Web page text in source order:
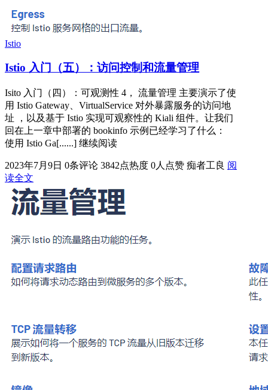
Istio
Istio 入门（五）：访问控制和流量管理
Isito 入门（四）：可观测性 4， 流量管理 主要演示了使
用 Istio Gateway、VirtualService 对外暴露服务的访问地
址 ，以及基于 Istio 实现可观察性的 Kiali 组件。让我们
回在上一章中部署的 bookinfo 示例已经学习了什么：
使用 Istio Ga[......] 继续阅读
2023年7月9日 0条评论 3842点热度 0人点赞 痴者工良 阅
读全文